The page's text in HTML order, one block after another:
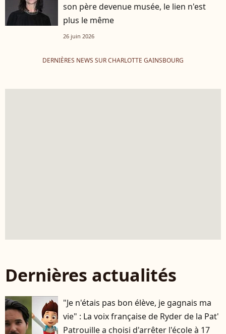
son père devenue musée, le lien n'est
plus le même
26 juin 2026
DERNIÈRES NEWS SUR CHARLOTTE GAINSBOURG
Dernières actualités
"Je n'étais pas bon élève, je gagnais ma
vie" : La voix française de Ryder de la Pat'
Patrouille a choisi d'arrêter l'école à 17